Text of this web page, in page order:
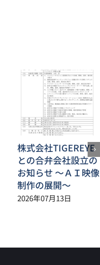
株式会社TIGEREYE
との合弁会社設立の
お知らせ ～ＡＩ映像
制作の展開～
2026年07月13日